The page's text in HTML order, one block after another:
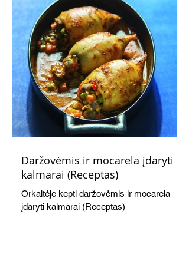
Daržovėmis ir mocarela įdaryti
kalmarai (Receptas)
Orkaitėje kepti daržovėmis ir mocarela
įdaryti kalmarai (Receptas)